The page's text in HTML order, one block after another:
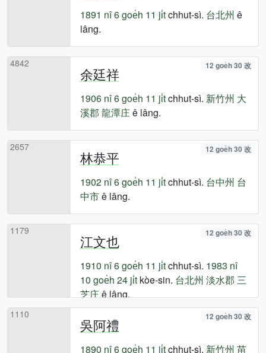
1891 nî6 goe̍h 11 ji̍tchhut-sì. 台北州 ê
lâng.
4842
余廷祥 12 goe̍h 30 改
1906 nî6 goe̍h 11 ji̍tchhut-sì. 新竹州 大
溪郡 龍潭庄ê lâng.
2657
林恭平 12 goe̍h 30 改
1902 nî6 goe̍h 11 ji̍tchhut-sì. 台中州 台
中市ê lâng.
1179
江文也 12 goe̍h 30 改
1910 nî6 goe̍h 11 ji̍tchhut-sì. 1983 nî
10 goe̍h 24 ji̍tkòe-sin. 台北州 淡水郡 三
芝庄ê lâng.
1110
吳阿禮 12 goe̍h 30 改
1890 nî6 goe̍h 11 ji̍tchhut-sì. 新竹州 苗